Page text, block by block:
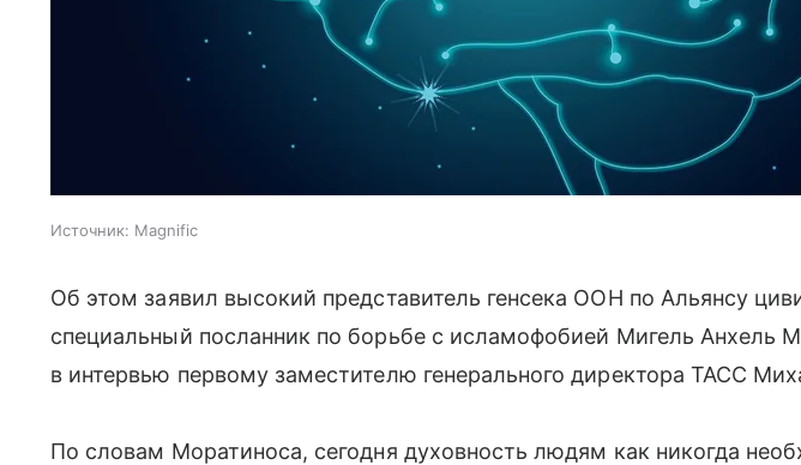
Источник: Magnific
Об этом заявил высокий представитель генсека ООН по Альянсу
специальный посланник по борьбе с исламофобией Мигель Анхель
в интервью первому заместителю генерального директора ТАСС
По словам Моратиноса, сегодня духовность людям как никогда